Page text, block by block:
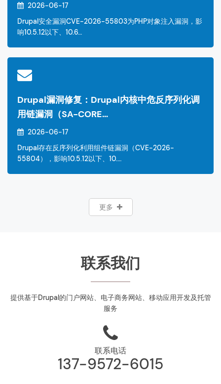
2026-06-17
Drupal安全漏洞CVE-2026-55803为PHP对象注入漏洞，影
响10.5.12以下、10.6…
Drupal漏洞修复：Drupal内核中危反序列化调
用链漏洞（SA-CORE…
2026-06-17
Drupal存在反序列化利用组件链漏洞（CVE-2026-
55804），影响10.5.12以下、10.…
更多
联系我们
提供基于Drupal的门户网站、电子商务网站、移动应用开发及托管
服务
联系电话
137-9572-6015